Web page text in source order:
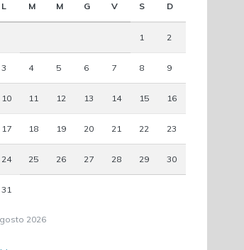
2026
L M M G V S D
1 2
3 4 5 6 7 8 9
10 11 12 13 14 15 16
17 18 19 20 21 22 23
24 25 26 27 28 29 30
31